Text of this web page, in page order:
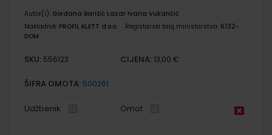
Autor(i): Gordana Barišić Lazar Ivana Vukančić
Nakladnik: PROFIL KLETT d.o.o. Registarski broj ministarstva: 6132-
DOM
SKU: 556123 CIJENA: 13,00 €
ŠIFRA OMOTA: 500261
Udžbenik Omot